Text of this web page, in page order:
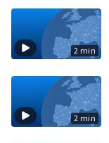
2 min
2 min